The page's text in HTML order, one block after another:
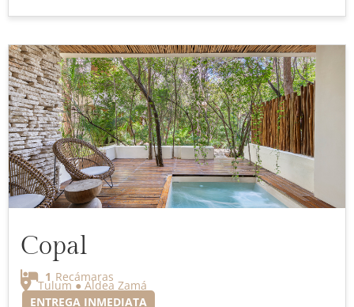
Copal
1 Recámaras
Tulum ● Aldea Zamá
ENTREGA INMEDIATA